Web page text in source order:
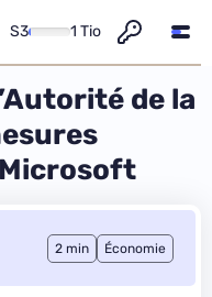
S3 1 Tio
de la
2 min Économie